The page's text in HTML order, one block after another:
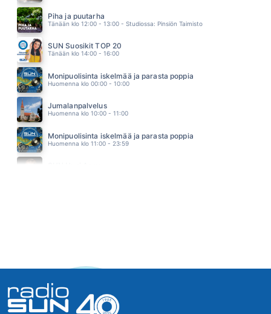
ANTTI RAILIO
16.58
Piha ja puutarha
Tänään klo 12:00 - 13:00 - Studiossa: Pinsiön Taimisto
SUN Suosikit TOP 20
Tänään klo 14:00 - 16:00
Monipuolisinta iskelmää ja parasta poppia
Huomenna klo 00:00 - 10:00
Jumalanpalvelus
Huomenna klo 10:00 - 11:00
Monipuolisinta iskelmää ja parasta poppia
Huomenna klo 11:00 - 23:59